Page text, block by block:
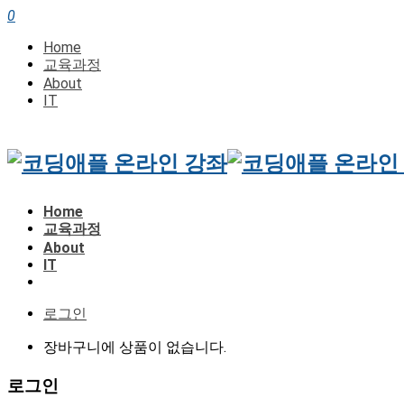
0
Home
교육과정
About
IT
Home
교육과정
About
IT
로그인
장바구니에 상품이 없습니다.
로그인